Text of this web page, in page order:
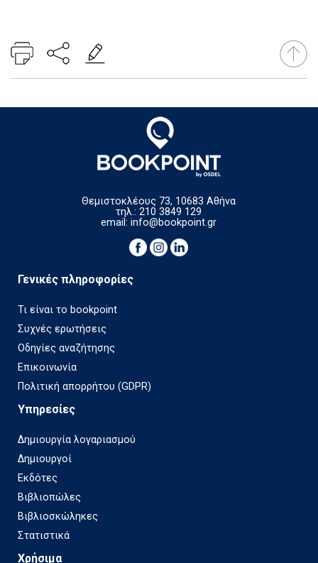
Θεμιστοκλέους 73, 10683 Αθήνα
τηλ.: 210 3849 129
email:info@bookpoint.gr
Γενικές πληροφορίες
Τι είναι το bookpoint
Συχνές ερωτήσεις
Οδηγίες αναζήτησης
Επικοινωνία
Πολιτική απορρήτου (GDPR)
Υπηρεσίες
Δημιουργία λογαριασμού
Δημιουργοί
Εκδότες
Βιβλιοπώλες
Βιβλιοσκώληκες
Στατιστικά
Χρήσιμα